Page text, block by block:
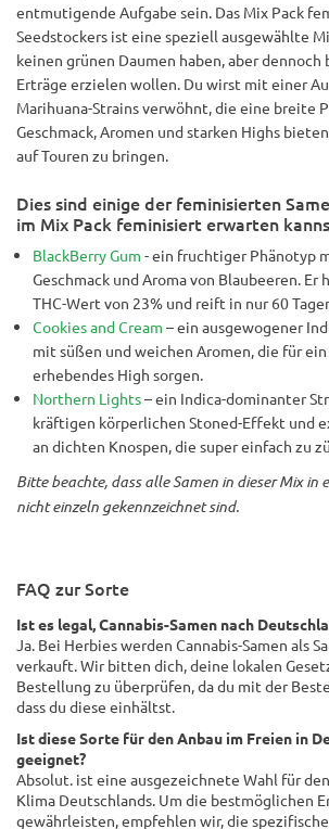
entmutigende Aufgabe sein. Das Mix Pack
Seedstockers ist eine speziell ausgewählte
keinen grünen Daumen haben, aber dennoch
Erträge erzielen wollen. Du wirst mit einer
Marihuana-Strains verwöhnt, die eine breite
Geschmack, Aromen und starken Highs
auf Touren zu bringen.
Dies sind einige der feminisierten
im Mix Pack feminisiert erwarten
BlackBerry Gum - ein fruchtiger Phänotyp
Geschmack und Aroma von Blaubeeren. Er
THC-Wert von 23% und reift in nur 60
Cookies and Cream – ein ausgewogener
mit süßen und weichen Aromen, die für
erhebendes High sorgen.
Northern Lights– ein Indica-dominanter
kräftigen körperlichen Stoned-Effekt und
an dichten Knospen, die super einfach zu
Bitte beachte, dass alle Samen in dieser Mix in
nicht einzeln gekennzeichnet sind.
FAQ zur Sorte
Ist es legal, Cannabis-Samen nach
Ja. Bei Herbies werden Cannabis-Samen als
verkauft. Wir bitten dich, deine lokalen
Bestellung zu überprüfen, da du mit der
dass du diese einhältst.
Ist diese Sorte für den Anbau im Freien in
geeignet?
Absolut. ist eine ausgezeichnete Wahl für
Klima Deutschlands. Um die bestmöglichen
gewährleisten, empfehlen wir, die